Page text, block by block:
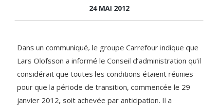
24 MAI 2012
Dans un communiqué, le groupe Carrefour indique que
Lars Olofsson a informé le Conseil d’administration qu’il
considérait que toutes les conditions étaient réunies
pour que la période de transition, commencée le 29
janvier 2012, soit achevée par anticipation. Il a